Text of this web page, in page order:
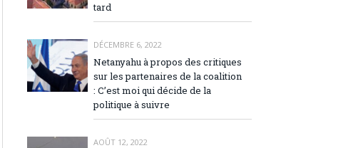
tard
DÉCEMBRE 6, 2022
Netanyahu à propos des critiques
sur les partenaires de la coalition
: C’est moi qui décide de la
politique à suivre
AOÛT 12, 2022